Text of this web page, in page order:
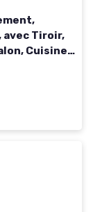
avec Tiroir,
Cuisine,